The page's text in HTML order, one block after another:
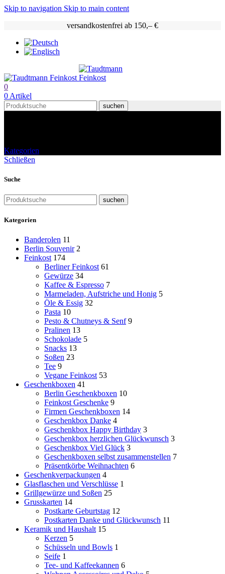
Skip to navigation Skip to main content
versandkostenfrei ab 150,– €
0
0 Artikel
suchen
Kategorien
Schließen
Suche
suchen
Kategorien
Banderolen 11
Berlin Souvenir 2
Feinkost 174
Berliner Feinkost 61
Gewürze 34
Kaffee & Espresso 7
Marmeladen, Aufstriche und Honig 5
Öle & Essig 32
Pasta 10
Pesto & Chutneys & Senf 9
Pralinen 13
Schokolade 5
Snacks 13
Soßen 23
Tee 9
Vegane Feinkost 53
Geschenkboxen 41
Berlin Geschenkboxen 10
Feinkost Geschenke 9
Firmen Geschenkboxen 14
Geschenkbox Danke 4
Geschenkbox Happy Birthday 3
Geschenkbox herzlichen Glückwunsch 3
Geschenkbox Viel Glück 3
Geschenkboxen selbst zusammenstellen 7
Präsentkörbe Weihnachten 6
Geschenkverpackungen 4
Glasflaschen und Verschlüsse 1
Grillgewürze und Soßen 25
Grusskarten 14
Postkarte Geburtstag 12
Postkarten Danke und Glückwunsch 11
Keramik und Haushalt 15
Kerzen 5
Schüsseln und Bowls 1
Seife 1
Tee- und Kaffeekannen 6